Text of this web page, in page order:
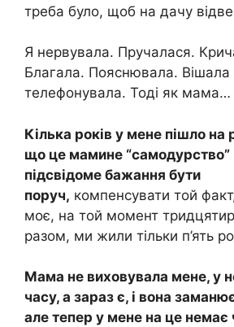
треба було, щоб на дачу
Я нервувала. Пручалася.
Благала. Пояснювала. Вішала
телефонувала. Тоді як мама…
Кілька років у мене пішло на
що це мамине “самодурство”
підсвідоме бажання бути
поруч, компенсувати той
моє, на той момент
разом, ми жили тільки п’ять
Мама не виховувала мене, у
часу, а зараз є, і вона
але тепер у мене на це немає